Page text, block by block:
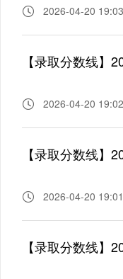
2026-04-20
【录取分数线】
2026-04-20
【录取分数线】
2026-04-20
【录取分数线】